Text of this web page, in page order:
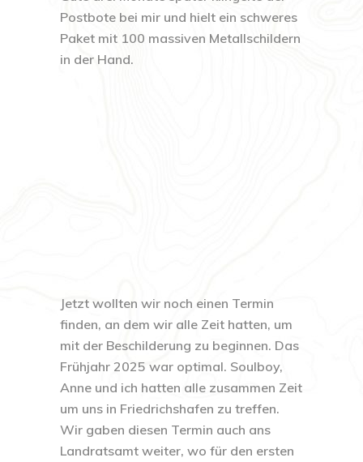
Postbote bei mir und hielt ein schweres
Paket mit 100 massiven Metallschildern
in der Hand.
Jetzt wollten wir noch einen Termin
finden, an dem wir alle Zeit hatten, um
mit der Beschilderung zu beginnen. Das
Frühjahr 2025 war optimal. Soulboy,
Anne und ich hatten alle zusammen Zeit
um uns in Friedrichshafen zu treffen.
Wir gaben diesen Termin auch ans
Landratsamt weiter, wo für den ersten